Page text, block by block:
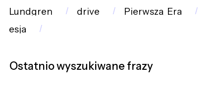
Lundgren
drive
Pierwsza_Era
esja
Ostatnio wyszukiwane frazy